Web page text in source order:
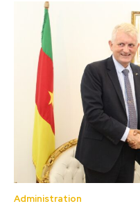
Administration